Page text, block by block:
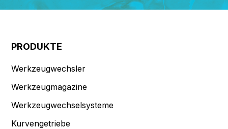
PRODUKTE
Werkzeugwechsler
Werkzeugmagazine
Werkzeugwechselsysteme
Kurvengetriebe